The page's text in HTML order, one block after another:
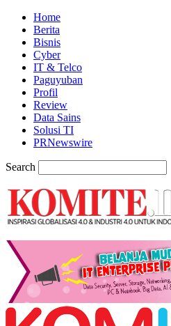
Home
Berita
Bisnis
Cyber
IT & Telco
Paguyuban
Profil
Review
Data Sains
Solusi TI
PRNewswire
Search